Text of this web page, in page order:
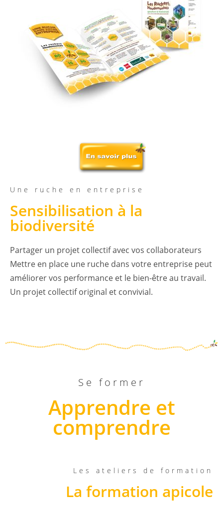
Une ruche en entreprise
Sensibilisation à la
biodiversité
Partager un projet collectif avec vos collaborateurs
Mettre en place une ruche dans votre entreprise peut
améliorer vos performance et le bien-être au travail.
Un projet collectif original et convivial.
Se former
Apprendre et
comprendre
Les ateliers de formation
La formation apicole